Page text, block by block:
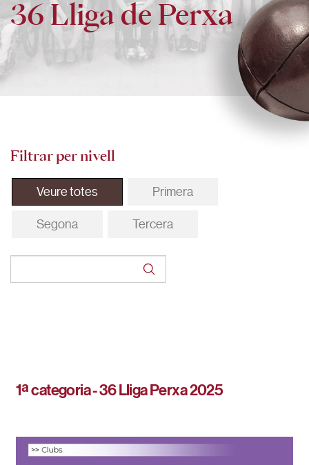
36 Lliga de Perxa
Filtrar per nivell
Veure totes Primera
Segona Tercera
1ª categoria - 36 Lliga Perxa 2025